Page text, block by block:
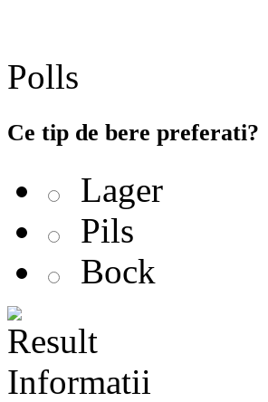
Polls
Ce tip de bere preferati?
Lager
Pils
Bock
Informatii